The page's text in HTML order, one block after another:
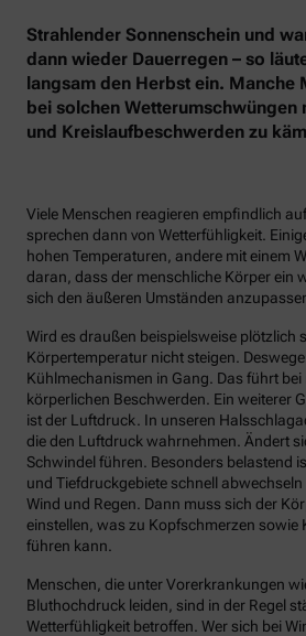
Strahlender Sonnenschein und
dann wieder Dauerregen – so
langsam den Herbst ein. Manche
bei solchen Wetterumschwüngen
und Kreislaufbeschwerden zu
Viele Menschen reagieren empfindlich
sprechen dann von Wetterfühligkeit.
hohen Temperaturen, andere mit einem
daran, dass der menschliche Körper ein
sich den äußeren Umständen
Wird es draußen beispielsweise plötzlich
Körpertemperatur nicht steigen.
Kühlmechanismen in Gang. Das führt
körperlichen Beschwerden. Ein weiterer
ist der Luftdruck. In unseren
die den Luftdruck wahrnehmen. Ändert
Schwindel führen. Besonders belastend
und Tiefdruckgebiete schnell abwechseln
Wind und Regen. Dann muss sich der
einstellen, was zu Kopfschmerzen sowie
führen kann.
Menschen, die unter Vorerkrankungen
Bluthochdruck leiden, sind in der Regel
Wetterfühligkeit betroffen. Wer sich bei